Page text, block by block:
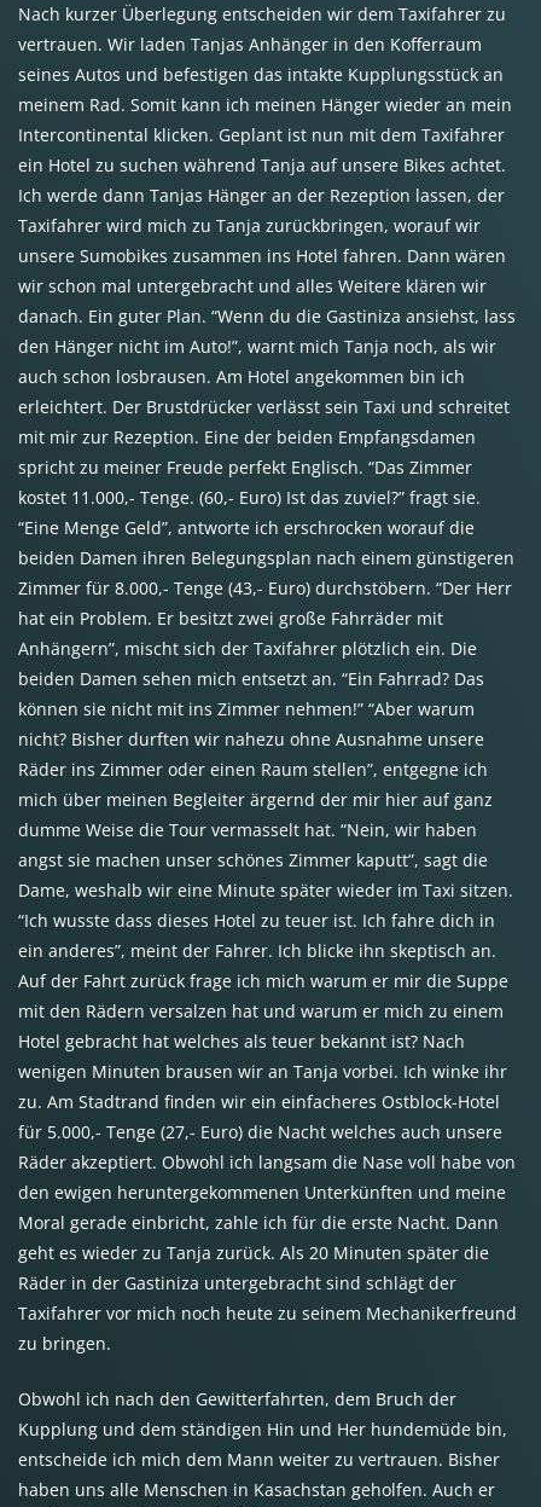
Nach kurzer Überlegung entscheiden wir dem Taxifahrer zu
vertrauen. Wir laden Tanjas Anhänger in den Kofferraum
seines Autos und befestigen das intakte Kupplungsstück an
meinem Rad. Somit kann ich meinen Hänger wieder an mein
Intercontinental klicken. Geplant ist nun mit dem Taxifahrer
ein Hotel zu suchen während Tanja auf unsere Bikes achtet.
Ich werde dann Tanjas Hänger an der Rezeption lassen, der
Taxifahrer wird mich zu Tanja zurückbringen, worauf wir
unsere Sumobikes zusammen ins Hotel fahren. Dann wären
wir schon mal untergebracht und alles Weitere klären wir
danach. Ein guter Plan. “Wenn du die Gastiniza ansiehst, lass
den Hänger nicht im Auto!”, warnt mich Tanja noch, als wir
auch schon losbrausen. Am Hotel angekommen bin ich
erleichtert. Der Brustdrücker verlässt sein Taxi und schreitet
mit mir zur Rezeption. Eine der beiden Empfangsdamen
spricht zu meiner Freude perfekt Englisch. “Das Zimmer
kostet 11.000,- Tenge. (60,- Euro) Ist das zuviel?” fragt sie.
“Eine Menge Geld”, antworte ich erschrocken worauf die
beiden Damen ihren Belegungsplan nach einem günstigeren
Zimmer für 8.000,- Tenge (43,- Euro) durchstöbern. “Der Herr
hat ein Problem. Er besitzt zwei große Fahrräder mit
Anhängern”, mischt sich der Taxifahrer plötzlich ein. Die
beiden Damen sehen mich entsetzt an. “Ein Fahrrad? Das
können sie nicht mit ins Zimmer nehmen!” “Aber warum
nicht? Bisher durften wir nahezu ohne Ausnahme unsere
Räder ins Zimmer oder einen Raum stellen”, entgegne ich
mich über meinen Begleiter ärgernd der mir hier auf ganz
dumme Weise die Tour vermasselt hat. “Nein, wir haben
angst sie machen unser schönes Zimmer kaputt”, sagt die
Dame, weshalb wir eine Minute später wieder im Taxi sitzen.
“Ich wusste dass dieses Hotel zu teuer ist. Ich fahre dich in
ein anderes”, meint der Fahrer. Ich blicke ihn skeptisch an.
Auf der Fahrt zurück frage ich mich warum er mir die Suppe
mit den Rädern versalzen hat und warum er mich zu einem
Hotel gebracht hat welches als teuer bekannt ist? Nach
wenigen Minuten brausen wir an Tanja vorbei. Ich winke ihr
zu. Am Stadtrand finden wir ein einfacheres Ostblock-Hotel
für 5.000,- Tenge (27,- Euro) die Nacht welches auch unsere
Räder akzeptiert. Obwohl ich langsam die Nase voll habe von
den ewigen heruntergekommenen Unterkünften und meine
Moral gerade einbricht, zahle ich für die erste Nacht. Dann
geht es wieder zu Tanja zurück. Als 20 Minuten später die
Räder in der Gastiniza untergebracht sind schlägt der
Taxifahrer vor mich noch heute zu seinem Mechanikerfreund
zu bringen.
Obwohl ich nach den Gewitterfahrten, dem Bruch der
Kupplung und dem ständigen Hin und Her hundemüde bin,
entscheide ich mich dem Mann weiter zu vertrauen. Bisher
haben uns alle Menschen in Kasachstan geholfen. Auch er